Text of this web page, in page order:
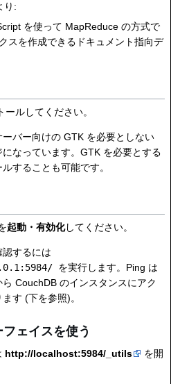
り:
を使って MapReduce の方式で
スを作成できるドキュメント指向デ
ルしてください。
バー向けの GTK を必要としない
なっています。GTK を必要とする
することも可能です。
起動・有効化してください。
するには
を実行します。Ping は
CouchDB のインスタンスにアク
す (下を参照)。
ェイスを使う
http://localhost:5984/_utils
を開